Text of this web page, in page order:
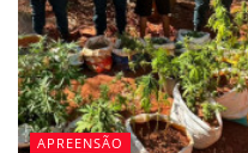
APREENSÃO